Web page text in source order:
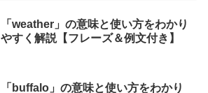
「weather」の意味と使い方をわかり
やすく解説【フレーズ＆例文付き】
「buffalo」の意味と使い方をわかり